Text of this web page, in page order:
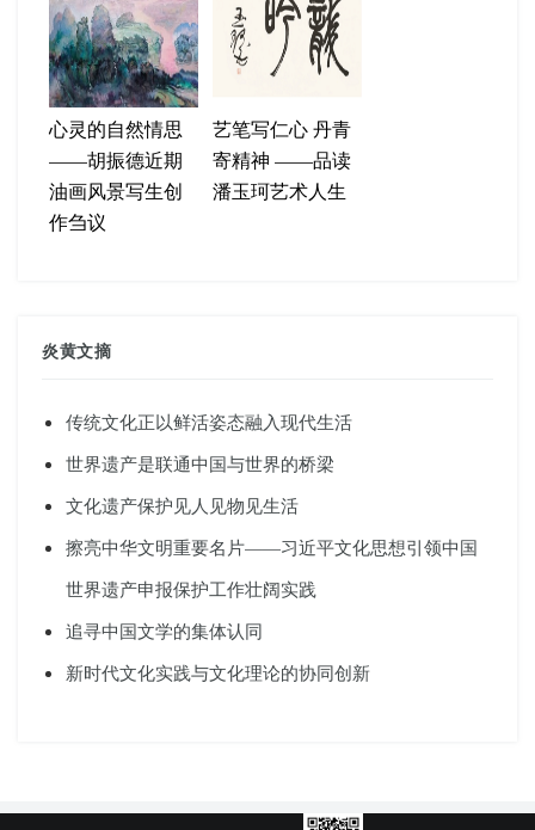
心灵的自然情思
——胡振德近期
油画风景写生创
作刍议
艺笔写仁心 丹青
寄精神 ——品读
潘玉珂艺术人生
炎黄文摘
传统文化正以鲜活姿态融入现代生活
世界遗产是联通中国与世界的桥梁
文化遗产保护见人见物见生活
擦亮中华文明重要名片——习近平文化思想引领中国
世界遗产申报保护工作壮阔实践
追寻中国文学的集体认同
新时代文化实践与文化理论的协同创新